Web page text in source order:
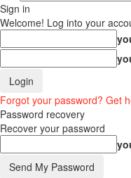
Sign in
Welcome! Log into your
Forgot your password? Get
Password recovery
Recover your password